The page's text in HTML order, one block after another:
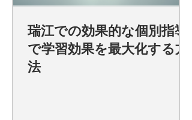
瑞江での効果的な個別指導
で学習効果を最大化する方
法